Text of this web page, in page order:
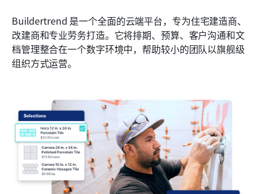
Buildertrend 是一个全面的云端平台，专为住宅建造商、
改建商和专业劳务打造。它将排期、预算、客户沟通和文
档管理整合在一个数字环境中，帮助较小的团队以旗舰级
组织方式运营。